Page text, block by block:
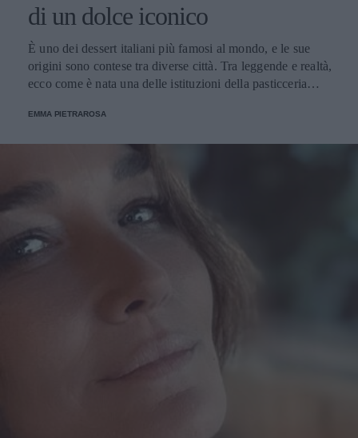
di un dolce iconico
È uno dei dessert italiani più famosi al mondo, e le sue
origini sono contese tra diverse città. Tra leggende e realtà,
ecco come è nata una delle istituzioni della pasticceria
EMMA PIETRAROSA